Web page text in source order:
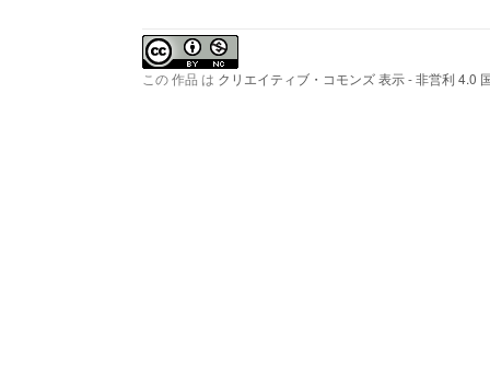
この 作品 は クリエイティブ・コモンズ 表示 - 非営利 4.0